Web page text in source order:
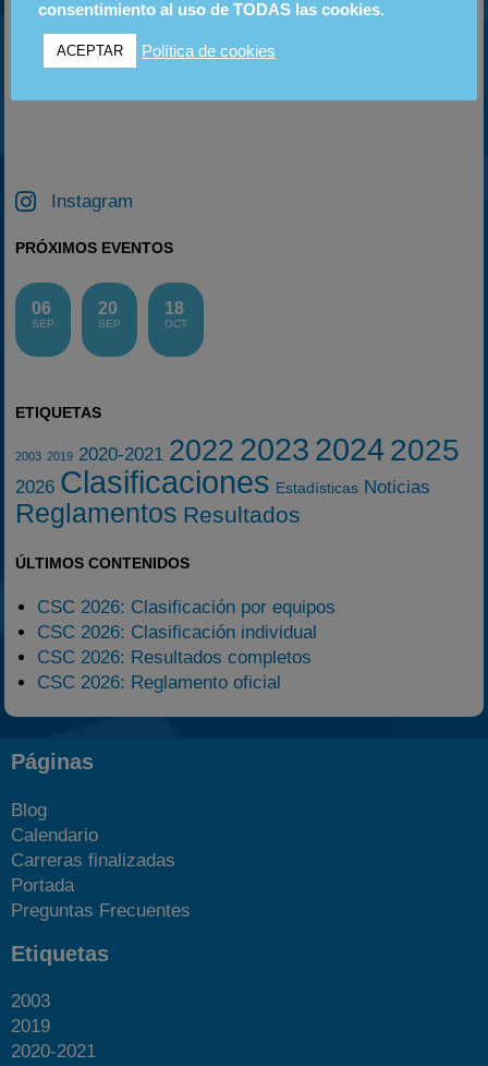
ANTERIOR
Instagram
PRÓXIMOS EVENTOS
06
SEP
20
SEP
18
OCT
ETIQUETAS
2003 2019 2020-2021 2022 2023 20242025
2026 Clasificaciones Estadísticas Noticias
Reglamentos Resultados
ÚLTIMOS CONTENIDOS
CSC 2026: Clasificación por equipos
CSC 2026: Clasificación individual
CSC 2026: Resultados completos
CSC 2026: Reglamento oficial
Páginas
Blog
Calendario
Carreras finalizadas
Portada
Preguntas Frecuentes
Etiquetas
2003
2019
2020-2021
consentimiento al uso de TODAS las cookies.
ACEPTAR Política de cookies